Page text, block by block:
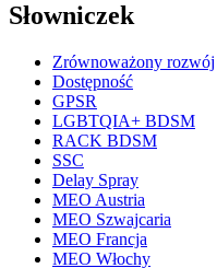
Słowniczek
Zrównoważony rozwój
Dostępność
GPSR
LGBTQIA+ BDSM
RACK BDSM
SSC
Delay Spray
MEO Austria
MEO Szwajcaria
MEO Francja
MEO Włochy